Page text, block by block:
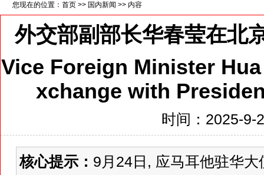
您现在的位置： 首页 >> 国内新闻 >> 内容
外交部副部长华春莹在北
Vice Foreign Minister
xchange with
时间：2025-9-
核心提示： 9月24日, 应马耳他驻华